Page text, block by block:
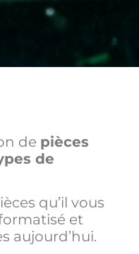
de pièces
de
qu’il vous
et
aujourd’hui.